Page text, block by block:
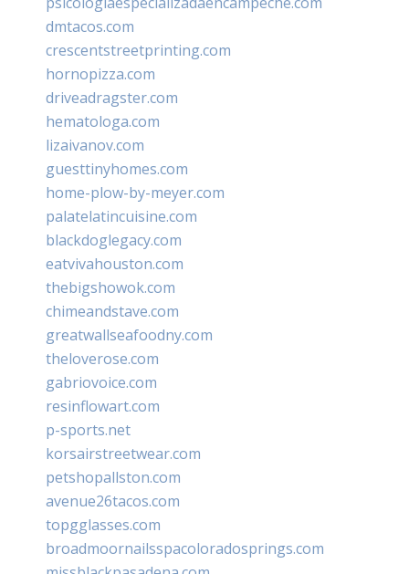
dmtacos.com
crescentstreetprinting.com
hornopizza.com
driveadragster.com
hematologa.com
lizaivanov.com
guesttinyhomes.com
home-plow-by-meyer.com
palatelatincuisine.com
blackdoglegacy.com
eatvivahouston.com
thebigshowok.com
chimeandstave.com
greatwallseafoodny.com
theloverose.com
gabriovoice.com
resinflowart.com
p-sports.net
korsairstreetwear.com
petshopallston.com
avenue26tacos.com
topgglasses.com
broadmoornailsspacoloradosprings.com